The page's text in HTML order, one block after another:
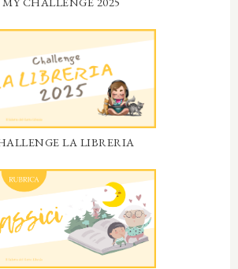
LA LIBRERIA